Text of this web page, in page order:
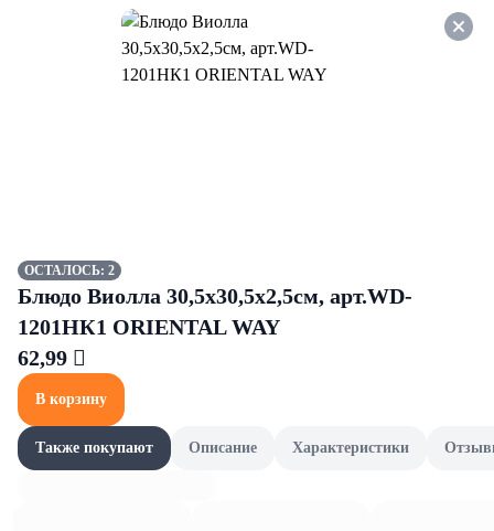
Оформляйте заказ НА
САМОВЫВОЗ и получайте
СКИДКУ 7%
ОСТАЛОСЬ: 2
Блюдо Виолла 30,5х30,5х2,5см, арт.WD-
1201НК1 ORIENTAL WAY
62,99 
В корзину
Также покупают Описание Характеристики